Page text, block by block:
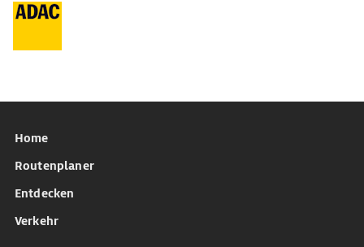
Home
Routenplaner
Entdecken
Verkehr